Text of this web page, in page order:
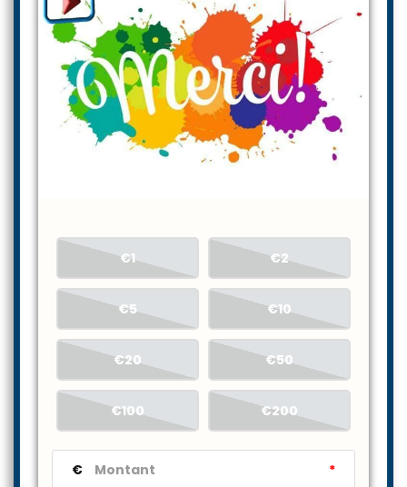
€1 €2
€5 €10
€20 €50
€100 €200
€ *